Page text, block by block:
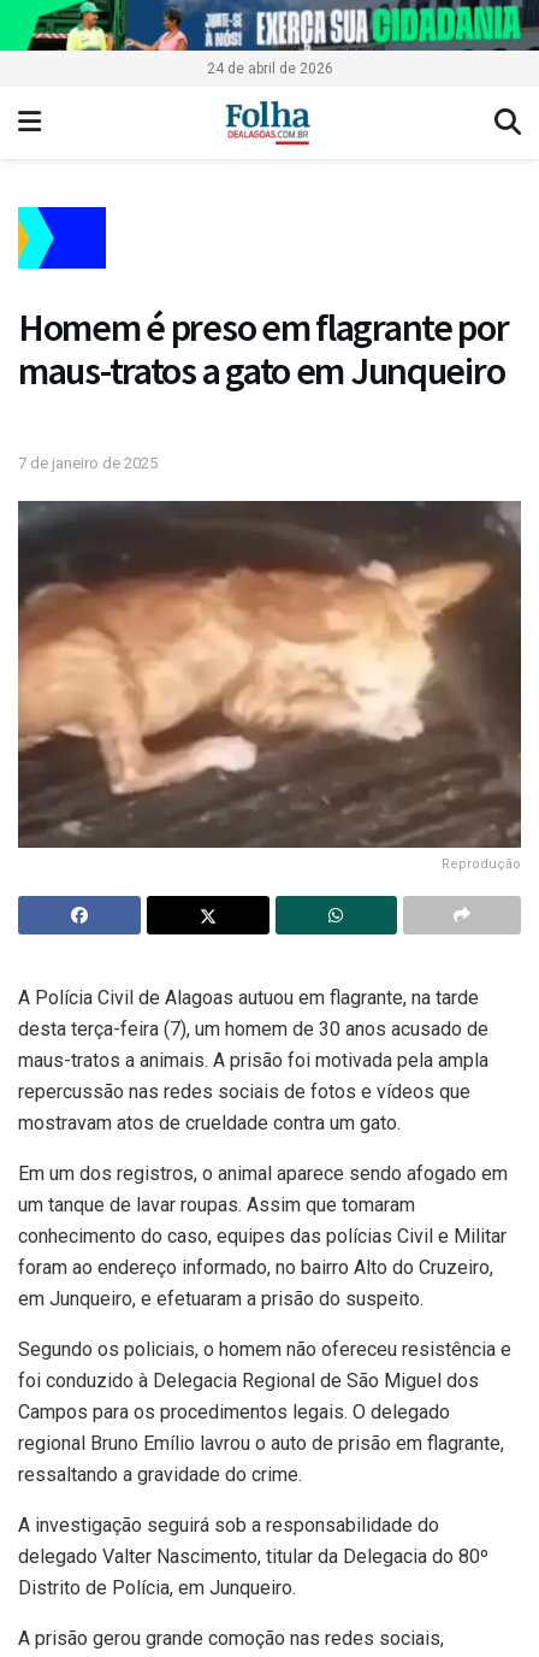
24 de abril de 2026
Homem é preso em flagrante por
maus-tratos a gato em Junqueiro
7 de janeiro de 2025
Reprodução
A Polícia Civil de Alagoas autuou em flagrante, na tarde
desta terça-feira (7), um homem de 30 anos acusado de
maus-tratos a animais. A prisão foi motivada pela ampla
repercussão nas redes sociais de fotos e vídeos que
mostravam atos de crueldade contra um gato.
Em um dos registros, o animal aparece sendo afogado em
um tanque de lavar roupas. Assim que tomaram
conhecimento do caso, equipes das polícias Civil e Militar
foram ao endereço informado, no bairro Alto do Cruzeiro,
em Junqueiro, e efetuaram a prisão do suspeito.
Segundo os policiais, o homem não ofereceu resistência e
foi conduzido à Delegacia Regional de São Miguel dos
Campos para os procedimentos legais. O delegado
regional Bruno Emílio lavrou o auto de prisão em flagrante,
ressaltando a gravidade do crime.
A investigação seguirá sob a responsabilidade do
delegado Valter Nascimento, titular da Delegacia do 80º
Distrito de Polícia, em Junqueiro.
A prisão gerou grande comoção nas redes sociais,